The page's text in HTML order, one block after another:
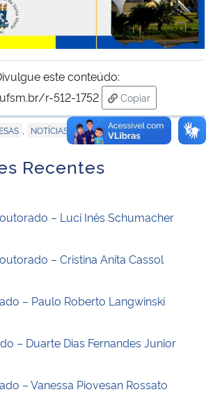
este conteúdo:
r-512-1752
Copiar
para área de
NOTÍCIAS
Recentes
– Luci Inês Schumacher
– Cristina Anita Cassol
– Paulo Roberto Langwinski
– Duarte Dias Fernandes Junior
– Vanessa Piovesan Rossato